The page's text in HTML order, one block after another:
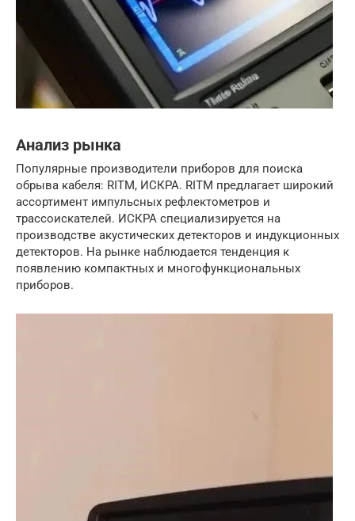
Анализ рынка
Популярные производители приборов для поиска
обрыва кабеля: RITM, ИСКРА. RITM предлагает широкий
ассортимент импульсных рефлектометров и
трассоискателей. ИСКРА специализируется на
производстве акустических детекторов и индукционных
детекторов. На рынке наблюдается тенденция к
появлению компактных и многофункциональных
приборов.